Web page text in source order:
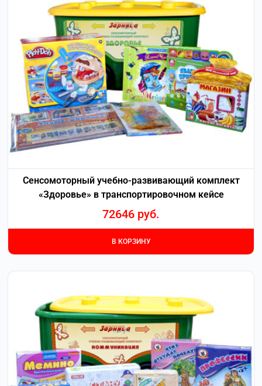
Сенсомоторный учебно-развивающий комплект
«Здоровье» в транспортировочном кейсе
72646 руб.
В КОРЗИНУ